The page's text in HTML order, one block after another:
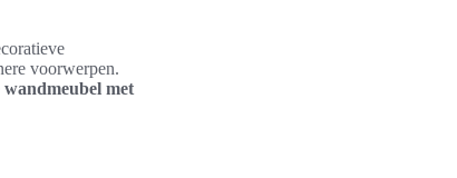
voorwerpen.
wandmeubel met